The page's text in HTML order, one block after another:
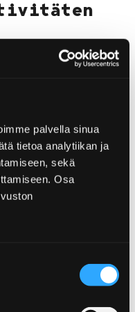
palvella sinua
tietoa analytiikan ja
sekä
Osa
wert. Sobald
ein beliebter
es zulassen. Bitte
Hängen
von
Hinweis!Das
die auf
Informationen